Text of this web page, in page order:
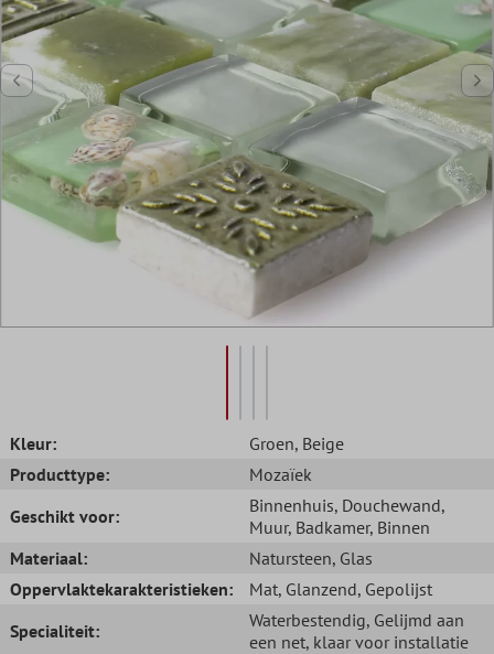
Kleur: Groen, Beige
Producttype:
Mozaïek
Geschikt voor:
Binnenhuis, Douchewand,
Muur, Badkamer, Binnen
Materiaal:
Natursteen, Glas
Oppervlaktekarakteristieken:
Mat, Glanzend, Gepolijst
Specialiteit:
Waterbestendig, Gelijmd aan
een net, klaar voor installatie